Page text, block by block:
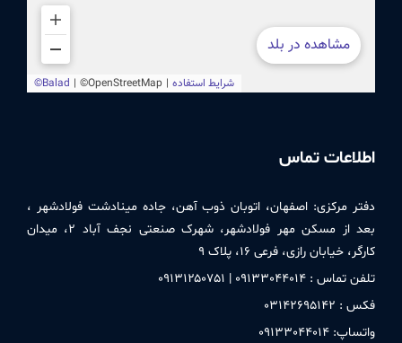
اطلاعات تماس
دفتر مركزی: اصفهان، اتوبان ذوب آهن، جاده مینادشت فولادشهر ،
بعد از مسکن مهر فولادشهر، شهرک صنعتی نجف آباد ۲، میدان
کارگر، خیابان رازی، فرعی ۱۶، پلاک ۹
تلفن تماس : ۰۹۱٣٣۰۴۴۰۱۴ | ۰۹۱٣۱۲۵۰٧۵۱
فکس : ۰٣۱۴۲۶۹۵۱۴۲
واتساپ: ۰۹۱٣٣۰۴۴۰۱۴